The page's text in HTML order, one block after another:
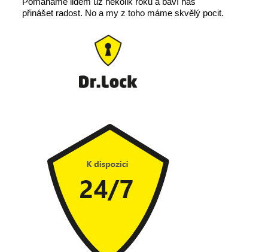
přinášet radost. No a my z toho máme skvělý pocit.